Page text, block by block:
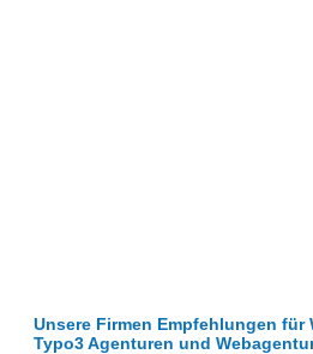
Unsere Firmen Empfehlungen für
Typo3 Agenturen und